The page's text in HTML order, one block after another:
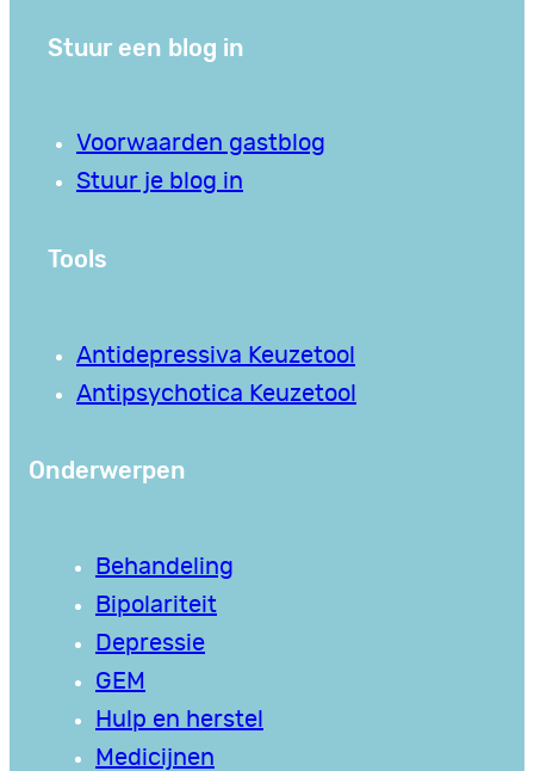
Stuur een blog in
Voorwaarden gastblog
Stuur je blog in
Tools
Antidepressiva Keuzetool
Antipsychotica Keuzetool
Onderwerpen
Behandeling
Bipolariteit
Depressie
GEM
Hulp en herstel
Medicijnen